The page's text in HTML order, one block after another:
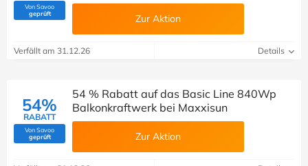
Von Savoo
geprüft(Von Savoo geprüft)
Zur Aktion
Verfällt am 31.12.26 Details
54%
RABATT
Von Savoo
geprüft(Von Savoo geprüft)
54 % Rabatt auf das Basic Line 840Wp
Balkonkraftwerk bei Maxxisun
Zur Aktion